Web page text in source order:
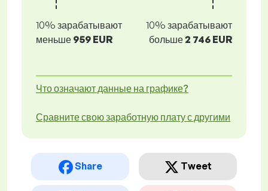
10% зарабатывают
меньше 959 EUR
10% зарабатывают
больше2 746 EUR
Что означают данные на графике?
Сравните свою заработную плату с другими
Share Tweet